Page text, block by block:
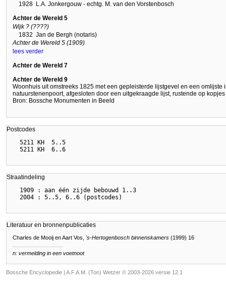
1928 L.A. Jonkergouw - echtg. M. van den Vorstenbosch
Achter de Wereld 5
Wijk ? (????)
1832 Jan de Bergh (notaris)
Achter de Wereld 5 (1909)
lees verder
Achter de Wereld 7
Achter de Wereld 9
Woonhuis uit omstreeks 1825 met een gepleisterde lijstgevel en een
natuurstenenpoort, afgesloten door een uitgekraagde lijst, rustende op
Bron: Bossche Monumenten in Beeld
Postcodes
  5211 KH  5..5
Straatindeling
  1909 : aan één zijde bebouwd 1..3
Literatuur en bronnenpublicaties
Charles de Mooij en Aart Vos, 's-Hertogenbosch binnenskamers (1999) 16
n: vermelding in een voetnoot
Bossche Encyclopedie | A.F.A.M. (Ton) Wetzer © 2003-2026 versie 12.1